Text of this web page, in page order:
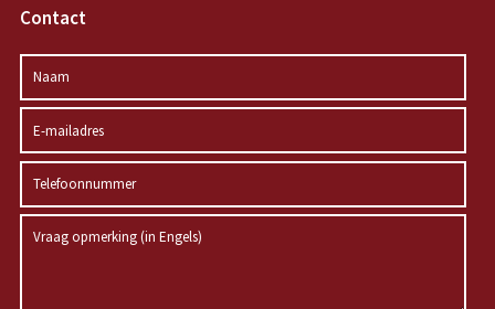
Contact